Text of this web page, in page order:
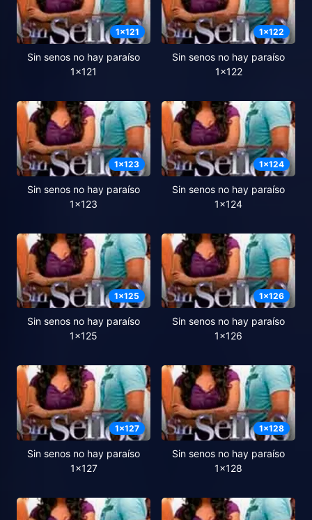
1x121
Sin senos no hay paraíso
1x121
1x122
Sin senos no hay paraíso
1x122
1x123
Sin senos no hay paraíso
1x123
1x124
Sin senos no hay paraíso
1x124
1x125
Sin senos no hay paraíso
1x125
1x126
Sin senos no hay paraíso
1x126
1x127
Sin senos no hay paraíso
1x127
1x128
Sin senos no hay paraíso
1x128